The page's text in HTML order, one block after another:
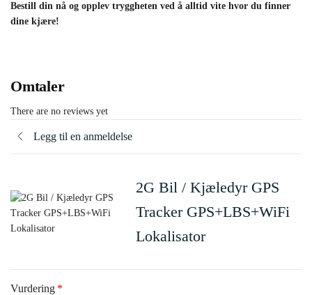
Bestill din nå og opplev tryggheten ved å alltid vite hvor du finner
dine kjære!
Omtaler
There are no reviews yet
Legg til en anmeldelse
2G Bil / Kjæledyr GPS
Tracker GPS+LBS+WiFi
Lokalisator
Vurdering *